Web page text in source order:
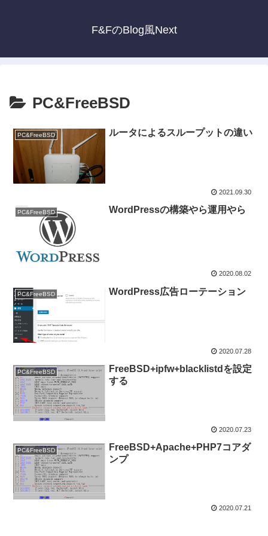
F&FのBlog風Next
PC&FreeBSD
PC&FreeBSD ルータによるスループットの違い
2021.09.30
PC&FreeBSD WordPressの構築やら運用やら
2020.08.02
PC&FreeBSD WordPress広告ローテーション
2020.07.28
PC&FreeBSD
FreeBSD+ipfw+blacklistdを設定
する
2020.07.23
PC&FreeBSD
FreeBSD+Apache+PHP7コアダ
ンプ
2020.07.21